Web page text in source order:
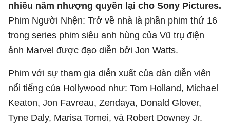
nhiều năm nhượng quyền lại cho Sony Pictures.
Phim Người Nhện: Trở về nhà là phần phim thứ 16
trong series phim siêu anh hùng của Vũ trụ điện
ảnh Marvel được đạo diễn bởi Jon Watts.
Phim với sự tham gia diễn xuất của dàn diễn viên
nổi tiếng của Hollywood như: Tom Holland, Michael
Keaton, Jon Favreau, Zendaya, Donald Glover,
Tyne Daly, Marisa Tomei, và Robert Downey Jr.